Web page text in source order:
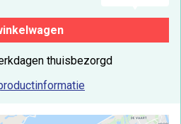
thuisbezorgd